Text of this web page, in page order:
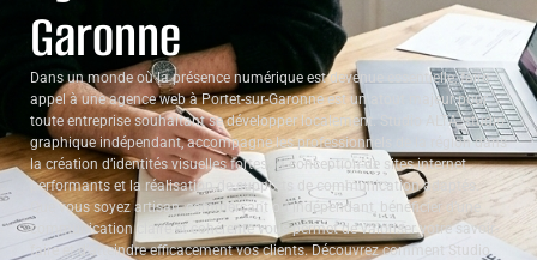
Garonne
Dans un monde où la présence numérique est devenue essentielle, faire
appel à une agence web à Portet-sur-Garonne est un atout majeur pour
toute entreprise souhaitant se développer localement. Studio ALTA, studio
graphique indépendant, accompagne les professionnels de la région dans
la création d’identités visuelles fortes, la conception de sites internet
performants et la réalisation de supports de communication adaptés.
Que vous soyez artisan, commerçant ou indépendant, bénéficier d’une
communication claire et cohérente vous permet de valoriser votre savoir-
faire et d’atteindre efficacement vos clients. Découvrez comment Studio